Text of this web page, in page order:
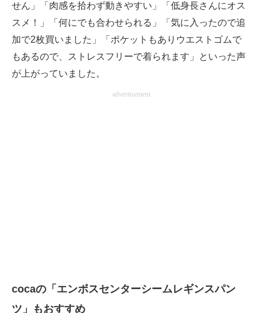
せん」「肉感を拾わず動きやすい」「低身長さんにオス
スメ！」「何にでも合わせられる」「気に入ったので追
加で2枚買いました」「ポケットもありウエストゴムで
もあるので、ストレスフリーで着られます」といった声
が上がっていました。
advertisement
cocaの「エンボスセンターシームレギンスパン
ツ」もおすすめ